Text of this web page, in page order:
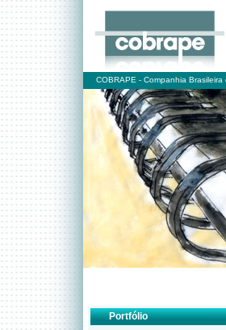
COBRAPE - Companhia
Portfólio